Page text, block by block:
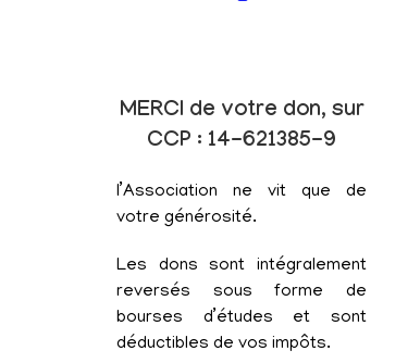
MERCI de votre don, sur
CCP : 14-621385-9
l’Association ne vit que de
votre générosité.
Les dons sont intégralement
reversés sous forme de
bourses d’études et sont
déductibles de vos impôts.